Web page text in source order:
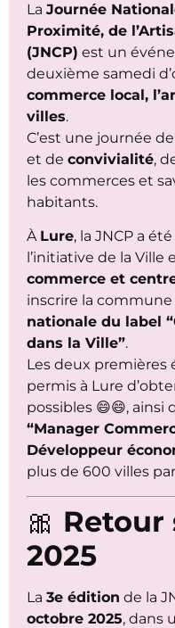
La Journée
Proximité, de
(JNCP) est un
deuxième samedi
commerce local,
villes.
C’est une journée de
et de convivialité,
les commerces et
habitants.
À Lure, la JNCP a
l’initiative de la Ville
commerce et
inscrire la commune
nationale du label
dans la Ville”.
Les deux premières
permis à Lure
possibles 😄😄, ainsi
“Manager
Développeur
plus de 600 villes
🎀 Retour
2025
La 3e édition de la
octobre 2025, dans